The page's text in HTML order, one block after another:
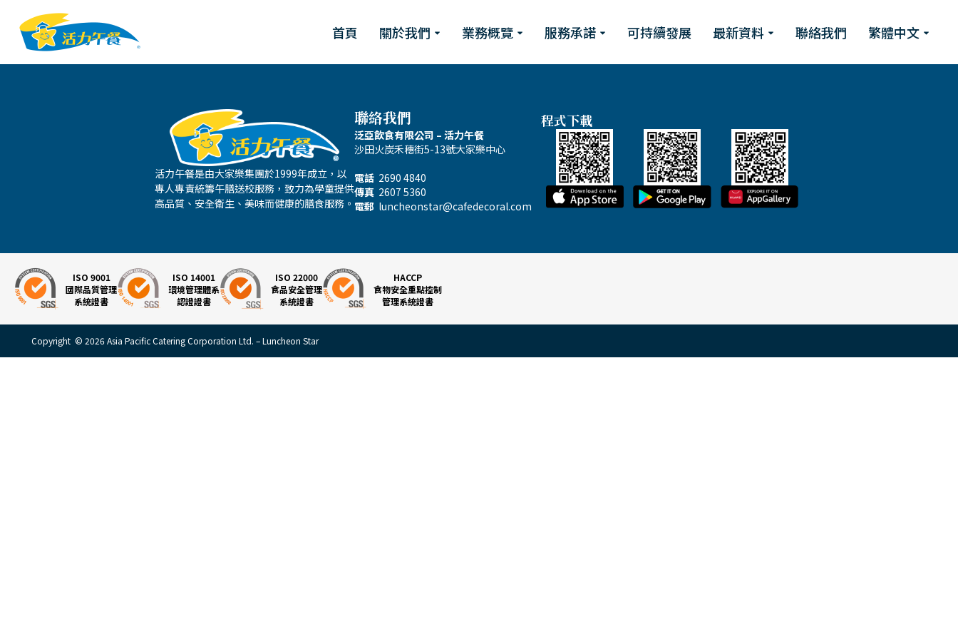
首頁 關於我們 業務概覽 服務承諾 可持續發展 最新資料 聯絡我們 繁體中文
活力午餐是由大家樂集團於1999年成立，以
專人專責統籌午膳送校服務，致力為學童提供
高品質、安全衛生、美味而健康的膳食服務。
聯絡我們
泛亞飲食有限公司 – 活力午餐
沙田火炭禾穗街5-13號大家樂中心
電話 2690 4840
傳真 2607 5360
電郵 luncheonstar@cafedecoral.com
程式下載
ISO 9001
國際品質管理
系統證書
ISO 14001
環境管理體系
認證證書
ISO 22000
食品安全管理
系統證書
HACCP
食物安全重點控制
管理系統證書
Copyright © 2026 Asia Pacific Catering Corporation Ltd. – Luncheon Star